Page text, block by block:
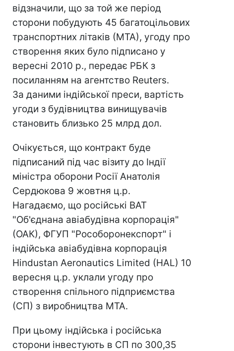
відзначили, що за той же період
сторони побудують 45 багатоцільових
транспортних літаків (МТА), угоду про
створення яких було підписано у
вересні 2010 р., передає РБК з
посиланням на агентство Reuters.
За даними індійської преси, вартість
угоди з будівництва винищувачів
становить близько 25 млрд дол.
Очікується, що контракт буде
підписаний під час візиту до Індії
міністра оборони Росії Анатолія
Сердюкова 9 жовтня ц.р.
Нагадаємо, що російські ВАТ
"Об'єднана авіабудівна корпорація"
(ОАК), ФГУП "Рособоронекспорт" і
індійська авіабудівна корпорація
Hindustan Aeronautics Limited (HAL) 10
вересня ц.р. уклали угоду про
створення спільного підприємства
(СП) з виробництва МТА.
При цьому індійська і російська
сторони інвестують в СП по 300,35